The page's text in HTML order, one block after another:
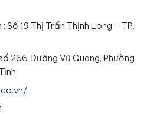
Số 19 Thị Trấn Thịnh Long – TP.
266 Đường Vũ Quang, Phường